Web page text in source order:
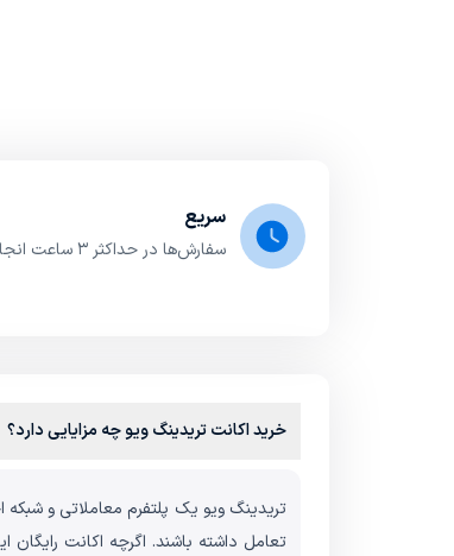
سریع
سفارش‌ها در حداکثر ۳ ساعت انجام می‌شود.
خرید اکانت تریدینگ ویو چه مزایایی دارد؟
تریدینگ ویو یک پلتفرم معاملاتی و
تعامل داشته باشند. اگرچه اکانت